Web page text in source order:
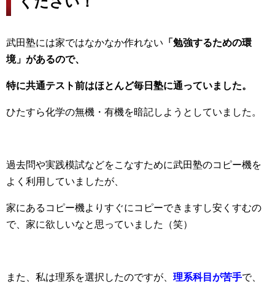
武田塾には家ではなかなか作れない 「勉強するための環
境」があるので、
特に共通テスト前はほとんど毎日塾に通っていました。
ひたすら化学の無機・有機を暗記しようとしていました。
過去問や実践模試などをこなすために武田塾のコピー機を
よく利用していましたが、
家にあるコピー機よりすぐにコピーできますし安くすむの
で、家に欲しいなと思っていました（笑）
また、私は理系を選択したのですが、 理系科目が苦手で、